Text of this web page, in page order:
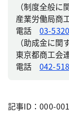
（制度全般に
産業労働局商
電話03-
（助成金に関
東京都商工会
電話042-
記事ID：000-